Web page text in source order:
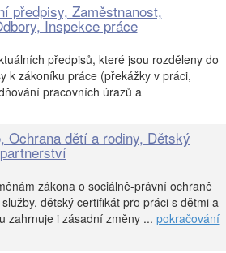
předpisy, Zaměstnanost,
Inspekce práce
předpisů, které jsou rozděleny do
k zákoníku práce (překážky v práci,
pracovních úrazů a
Ochrana dětí a rodiny, Dětský
zákona o sociálně-právní ochraně
dětský certifikát pro práci s dětmi a
zahrnuje i zásadní změny ... pokračování